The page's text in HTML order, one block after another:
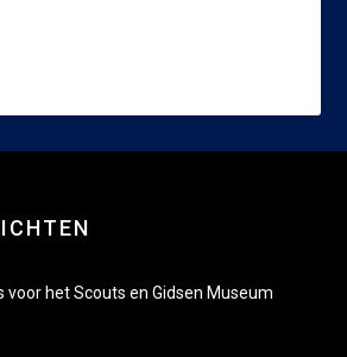
voor het Scouts en Gidsen Museum